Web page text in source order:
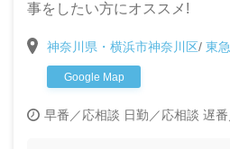
事をしたい方にオススメ!
神奈川県・横浜市神奈川区/ 東
Google Map
早番／応相談 日勤／応相談 遅